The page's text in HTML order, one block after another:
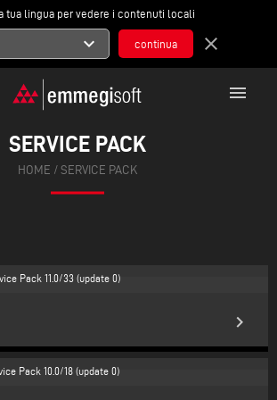
tua lingua per vedere i contenuti locali
expand_more close
menu
SERVICE PACK
HOME / SERVICE PACK
Pack 11.0/33 (update 0)
keyboard_arrow_right
Pack 10.0/18 (update 0)